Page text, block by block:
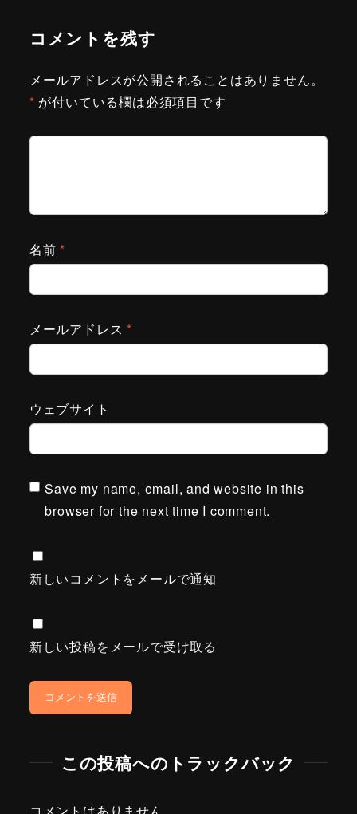
コメントを残す
メールアドレスが公開されることはありません。
* が付いている欄は必須項目です
名前*
メールアドレス*
ウェブサイト
Save my name, email, and website in this
browser for the next time I comment.
新しいコメントをメールで通知
新しい投稿をメールで受け取る
この投稿へのトラックバック